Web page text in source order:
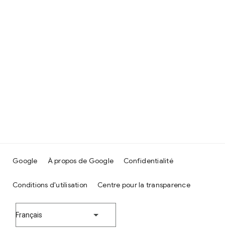
Google À propos de Google Confidentialité
Conditions d'utilisation Centre pour la transparence
Français